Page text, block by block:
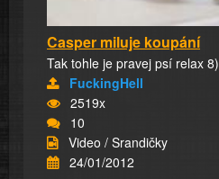
Casper miluje koupání
Tak tohle je pravej psí relax 8)
FuckingHell
2519x
10
Video / Srandičky
24/01/2012